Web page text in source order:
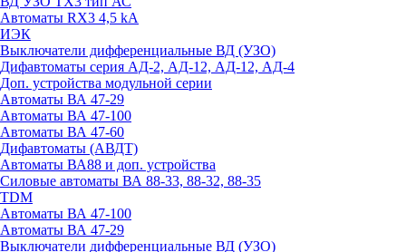
Автоматы RX3 4,5 kA
ИЭК
Выключатели дифференциальные ВД (УЗО)
Дифавтоматы серия АД-2, АД-12, АД-12, АД-4
Доп. устройства модульной серии
Автоматы ВА 47-29
Автоматы ВА 47-100
Автоматы ВА 47-60
Дифавтоматы (АВДТ)
Автоматы ВА88 и доп. устройства
Силовые автоматы ВА 88-33, 88-32, 88-35
TDM
Автоматы ВА 47-100
Автоматы ВА 47-29
Выключатели дифференциальные ВД (УЗО)